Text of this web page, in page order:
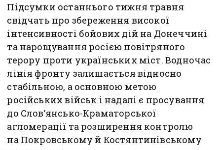
Підсумки останнього тижня травня
свідчать про збереження високої
інтенсивності бойових дій на Донеччині
та нарощування росією повітряного
терору проти українських міст. Водночас
лінія фронту залишається відносно
стабільною, а основною метою
російських військ і надалі є просування
до Слов’янсько-Краматорської
агломерації та розширення контролю
на Покровському й Костянтинівському